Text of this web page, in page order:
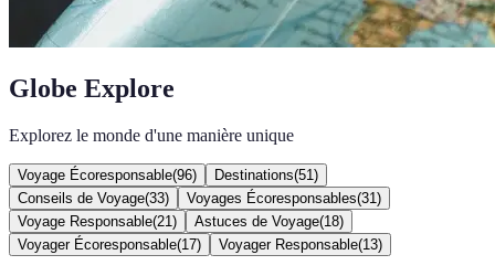
Globe Explore
Explorez le monde d'une manière unique
Voyage Écoresponsable(96) Destinations(51 )
Conseils de Voyage(33) Voyages Écoresponsables(31 )
Voyage Responsable(21 ) Astuces de Voyage(18)
Voyager Écoresponsable(17) Voyager Responsable(13)